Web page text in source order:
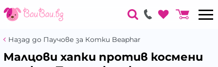
Назад до Паучове за Котки Beaphar
Малцови хапки против космени